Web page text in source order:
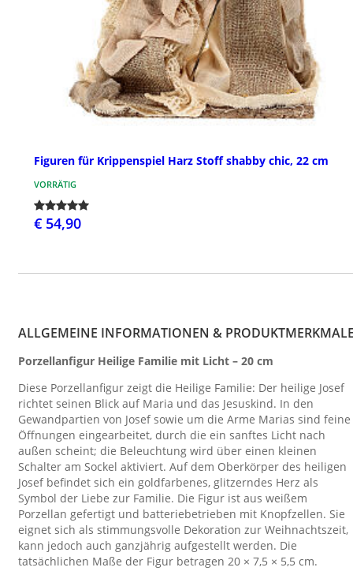
Figuren für Krippenspiel Harz Stoff shabby chic, 22 cm
VORRÄTIG
€ 54,90
ALLGEMEINE INFORMATIONEN &
Porzellanfigur Heilige Familie mit Licht – 20 cm
Diese Porzellanfigur zeigt die Heilige Familie: Der heilige Josef
richtet seinen Blick auf Maria und das Jesuskind. In den
Gewandpartien von Josef sowie um die Arme Marias sind feine
Öffnungen eingearbeitet, durch die ein sanftes Licht nach
außen scheint; die Beleuchtung wird über einen kleinen
Schalter am Sockel aktiviert. Auf dem Oberkörper des heiligen
Josef befindet sich ein goldfarbenes, glitzerndes Herz als
Symbol der Liebe zur Familie. Die Figur ist aus weißem
Porzellan gefertigt und batteriebetrieben mit Knopfzellen. Sie
eignet sich als stimmungsvolle Dekoration zur Weihnachtszeit,
kann jedoch auch ganzjährig aufgestellt werden. Die
tatsächlichen Maße der Figur betragen 20 × 7,5 × 5,5 cm.